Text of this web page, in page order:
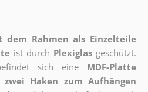
dem Rahmen als Einzelteile
ist durch Plexiglas geschützt.
sich eine
MDF-Platte
zwei Haken zum Aufhängen